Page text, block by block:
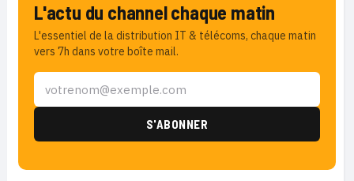
L'actu du channel chaque matin
L'essentiel de la distribution IT & télécoms, chaque matin
vers 7h dans votre boîte mail.